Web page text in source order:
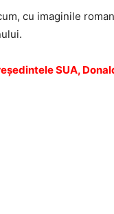
cu imaginile
SUA,